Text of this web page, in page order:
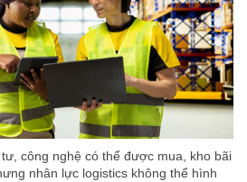
công nghệ có thể được mua, kho bãi
nhân lực logistics không thể hình